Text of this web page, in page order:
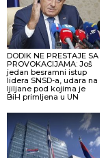
DODIK NE PRESTAJE SA
PROVOKACIJAMA: Još
jedan besramni istup
lidera SNSD-a, udara na
ljiljane pod kojima je
BiH primljena u UN